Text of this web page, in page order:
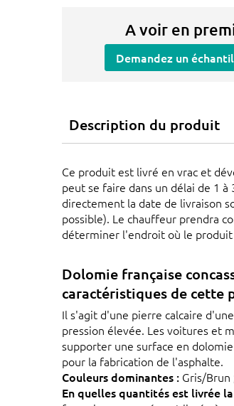
A voir en
Demandez un
Description du produit
Ce produit est livré en vrac et
peut se faire dans un délai de 1
directement la date de livraison
possible). Le chauffeur prendra
déterminer l'endroit où le produit
Dolomie française
caractéristiques de cette
Il s'agit d'une pierre calcaire
pression élevée. Les voitures et
supporter une surface en
pour la fabrication de l'asphalte.
Couleurs dominantes : Gris/
En quelles quantités est livrée